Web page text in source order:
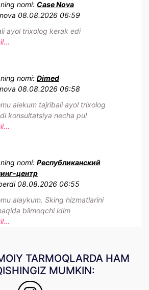
nomi: Case Nova
08.08.2026 06:59
ayol trixolog kerak edi
nomi: Dimed
08.08.2026 06:58
alekum tajribali ayol trixolog
konsultatsiya necha pul
nomi: Республиканский
центр
08.08.2026 06:55
alaykum. Sking hizmatlarini
bilmoqchi idim
TARMOQLARDA HAM
MUMKIN: